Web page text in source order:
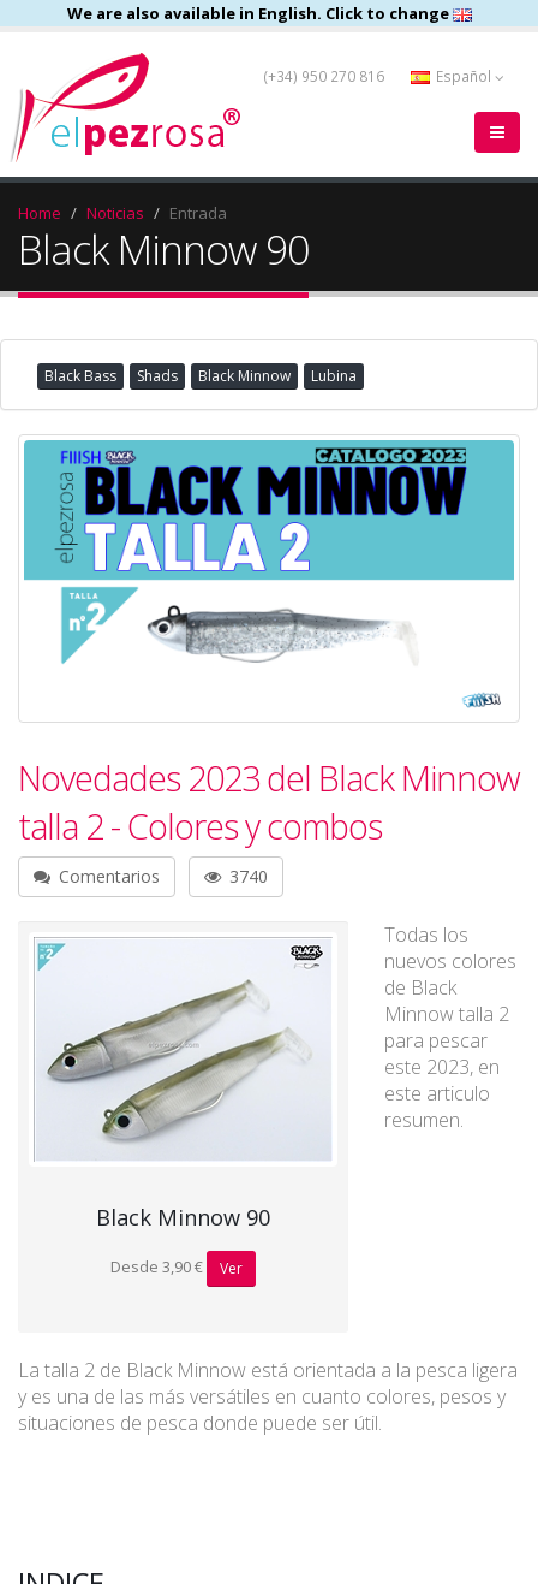
We are also available in English. Click to change
(+34) 950 270 816 Español
Home Noticias Entrada
Black Minnow 90
Black Bass Shads Black Minnow Lubina
Novedades 2023 del Black Minnow
talla 2 - Colores y combos
Comentarios 3740
Black Minnow 90
Desde 3,90 € Ver
Todas los
nuevos colores
de Black
Minnow talla 2
para pescar
este 2023, en
este articulo
resumen.
La talla 2 de Black Minnow está orientada a la pesca ligera
y es una de las más versátiles en cuanto colores, pesos y
situaciones de pesca donde puede ser útil.